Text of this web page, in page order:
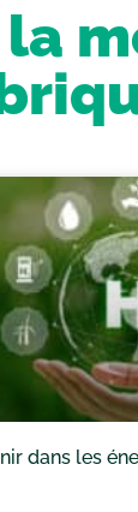
la
dans les